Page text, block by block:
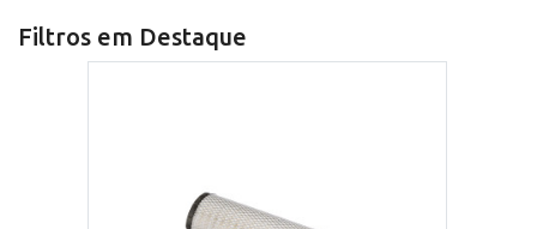
Filtros em Destaque